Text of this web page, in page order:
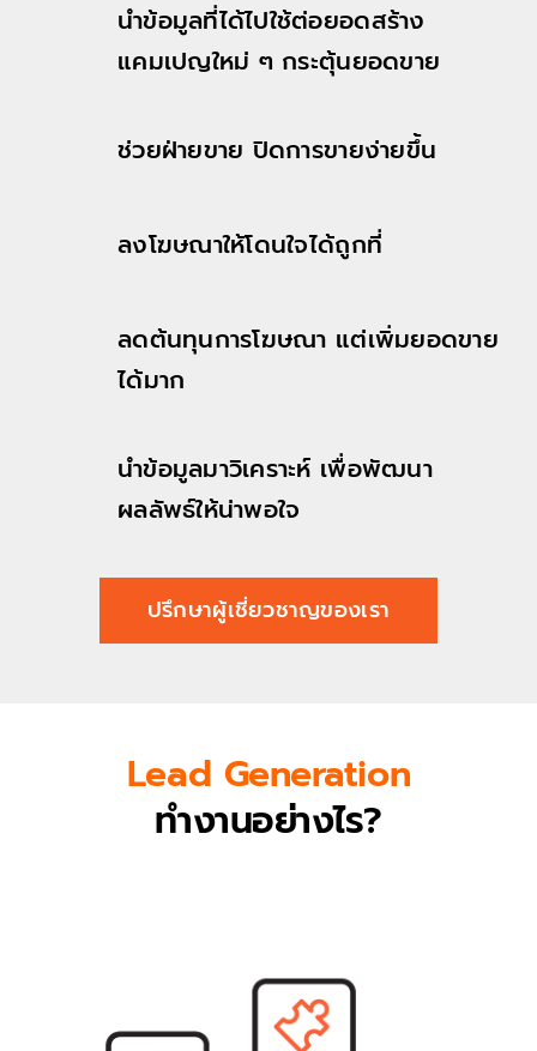
นำข้อมูลที่ได้ไปใช้ต่อยอดสร้าง
แคมเปญใหม่ ๆ กระตุ้นยอดขาย
ช่วยฝ่ายขาย ปิดการขายง่ายขึ้น
ลงโฆษณาให้โดนใจได้ถูกที่
ลดต้นทุนการโฆษณา แต่เพิ่มยอดขาย
ได้มาก
นำข้อมูลมาวิเคราะห์ เพื่อพัฒนา
ผลลัพธ์ให้น่าพอใจ
ปรึกษาผู้เชี่ยวชาญของเรา
Lead Generation
ทำงานอย่างไร?